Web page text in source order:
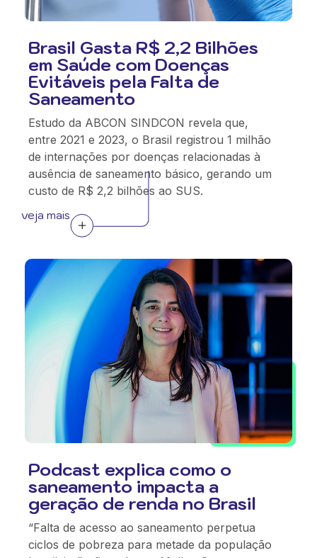
Brasil Gasta R$ 2,2 Bilhões
em Saúde com Doenças
Evitáveis pela Falta de
Saneamento
Estudo da ABCON SINDCON revela que,
entre 2021 e 2023, o Brasil registrou 1 milhão
de internações por doenças relacionadas à
ausência de saneamento básico, gerando um
custo de R$ 2,2 bilhões ao SUS.
veja mais
Podcast explica como o
saneamento impacta a
geração de renda no Brasil
“Falta de acesso ao saneamento perpetua
ciclos de pobreza para metade da população